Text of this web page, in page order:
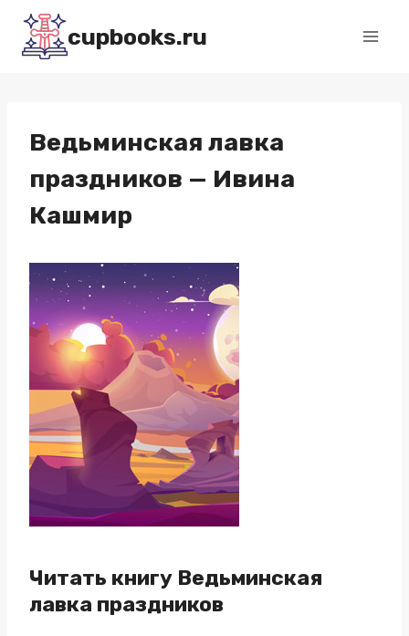
Перейти
содержимому
cupbooks.ru
Ведьминская лавка
праздников — Ивина
Кашмир
Читать книгу Ведьминская
лавка праздников